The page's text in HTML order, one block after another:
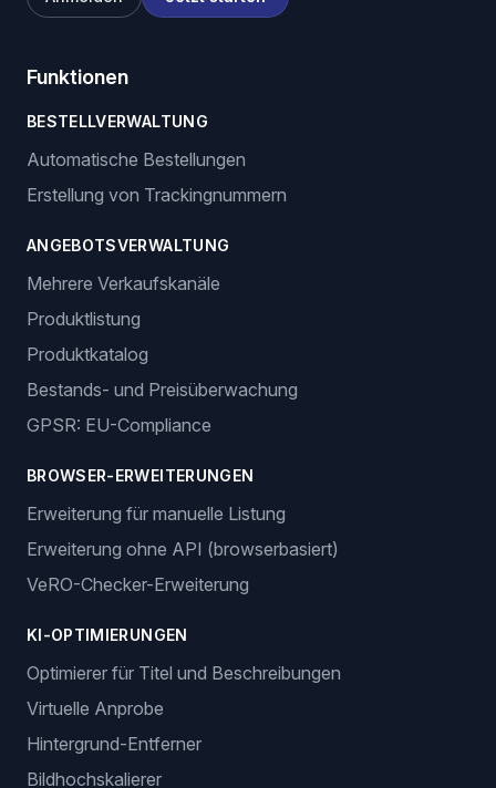
Funktionen
BESTELLVERWALTUNG
Automatische Bestellungen
Erstellung von Trackingnummern
ANGEBOTSVERWALTUNG
Mehrere Verkaufskanäle
Produktlistung
Produktkatalog
Bestands- und Preisüberwachung
GPSR: EU-Compliance
BROWSER-ERWEITERUNGEN
Erweiterung für manuelle Listung
Erweiterung ohne API (browserbasiert)
VeRO-Checker-Erweiterung
KI-OPTIMIERUNGEN
Optimierer für Titel und Beschreibungen
Virtuelle Anprobe
Hintergrund-Entferner
Bildhochskalierer